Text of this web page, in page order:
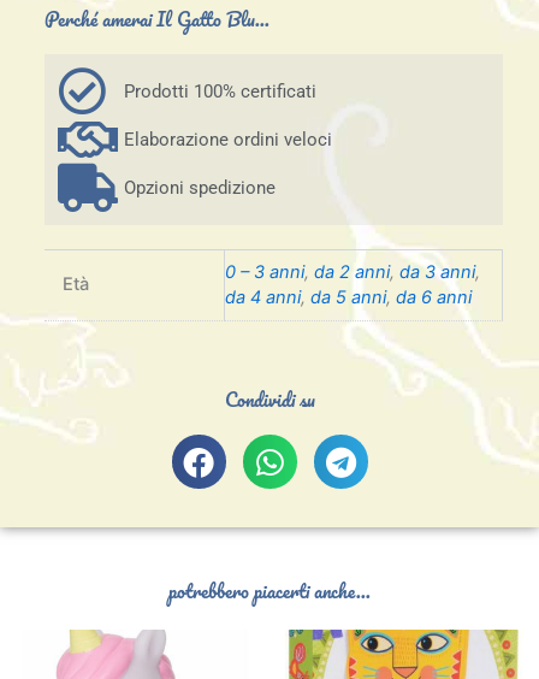
Perché amerai Il Gatto Blu...
Prodotti 100% certificati
Elaborazione ordini veloci
Opzioni spedizione
Età
0 – 3 anni, da 2 anni, da 3 anni,
da 4 anni, da 5 anni, da 6 anni
Condividi su
potrebbero piacerti anche...